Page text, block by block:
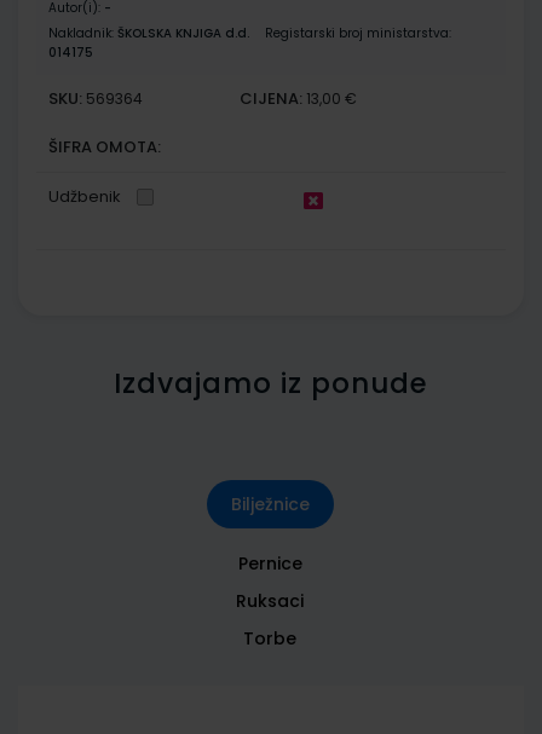
Autor(i): -
Nakladnik: ŠKOLSKA KNJIGA d.d.
Registarski broj ministarstva:
014175
SKU: 569364 CIJENA: 13,00 €
ŠIFRA OMOTA:
Udžbenik
Izdvajamo iz ponude
Bilježnice
Pernice
Ruksaci
Torbe